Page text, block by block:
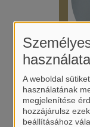
használata
A weboldal
használatának
megjelenítése
hozzájárulsz
beállításához